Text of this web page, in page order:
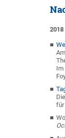
2018
Im
für